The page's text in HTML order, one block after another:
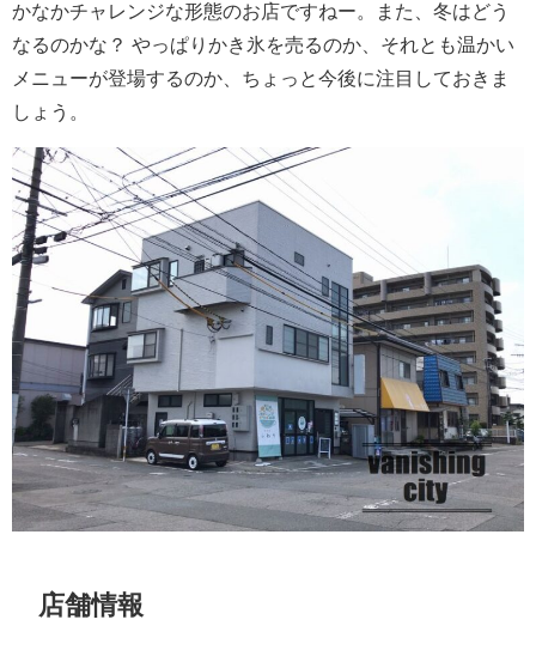
かなかチャレンジな形態のお店ですねー。また、冬はどう
なるのかな？ やっぱりかき氷を売るのか、それとも温かい
メニューが登場するのか、ちょっと今後に注目しておきま
しょう。
店舗情報